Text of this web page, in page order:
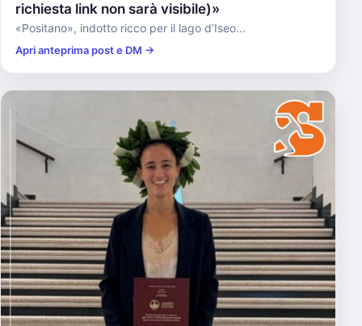
richiesta link non sarà visibile)»
«Positano», indotto ricco per il lago d’Iseo...
Apri anteprima post e DM →